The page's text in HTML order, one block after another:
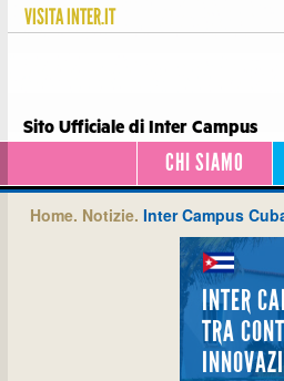
VISITAINTER.IT
Sito Ufficiale di Inter Campus
CHI SIAMO
Home. Notizie. Inter Campus
INTER
TRA